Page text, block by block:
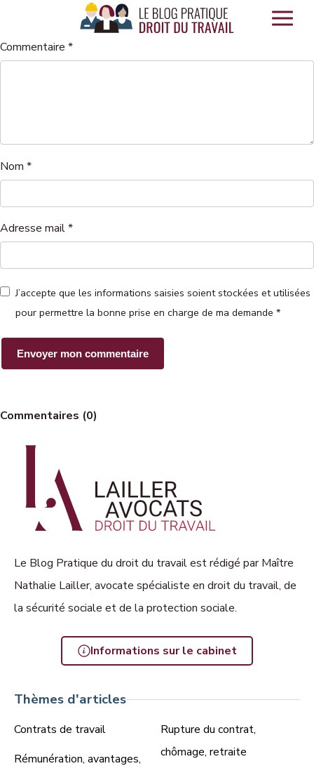
Panneau de gestion des cookies
Commentaire *
Nom *
Adresse mail*
J’accepte que les informations saisies soient stockées et utilisées
pour permettre la bonne prise en charge de ma demande *
Commentaires (0)
Le Blog Pratique du droit du travail est rédigé par Maître
Nathalie Lailler, avocate spécialiste en droit du travail, de
la sécurité sociale et de la protection sociale.
Informations sur le cabinet
Thèmes d'articles
Contrats de travail
Rémunération, avantages,
Rupture du contrat,
chômage, retraite